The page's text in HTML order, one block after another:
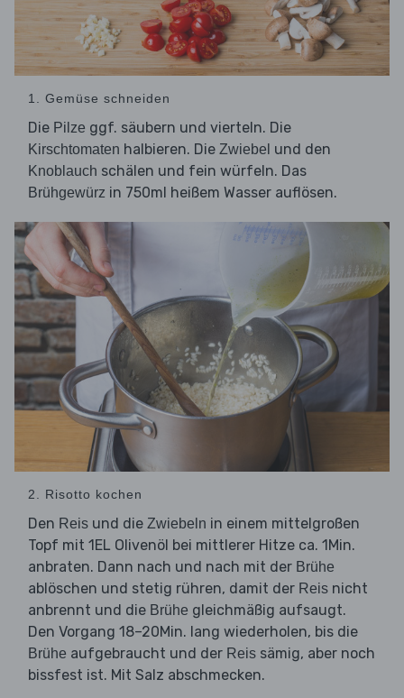
1. Gemüse schneiden
Die Pilze ggf. säubern und vierteln. Die
Kirschtomaten halbieren. Die Zwiebel und den
Knoblauch schälen und fein würfeln. Das
Brühgewürz in 750ml heißem Wasser auflösen.
2. Risotto kochen
Den Reis und die Zwiebeln in einem mittelgroßen
Topf mit 1EL Olivenöl bei mittlerer Hitze ca. 1Min.
anbraten. Dann nach und nach mit der Brühe
ablöschen und stetig rühren, damit der Reis nicht
anbrennt und die Brühe gleichmäßig aufsaugt.
Den Vorgang 18–20Min. lang wiederholen, bis die
Brühe aufgebraucht und der Reis sämig, aber noch
bissfest ist. Mit Salz abschmecken.